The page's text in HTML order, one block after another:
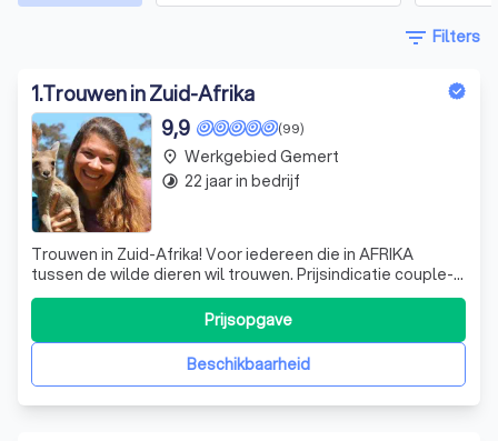
filter_list Filters
1.Trouwen in Zuid-Afrika
(99)
9,9
Trouwen in Zuid-Afrika! Voor iedereen die in AFRIKA
tussen de wilde dieren wil trouwen. Prijsindicatie couple-
only € 8.000 en met 8 gasten € 18.000 (excl vliegtickets,
huurauto, overige accommodaties)
Beschikbaarheid
Prijsopgave
place Werkgebied Gemert
timelapse 22 jaar in bedrijf